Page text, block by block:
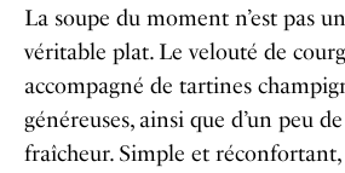
La soupe du moment n’est pas
véritable plat. Le velouté de
accompagné de tartines
généreuses, ainsi que d’un peu
fraîcheur. Simple et